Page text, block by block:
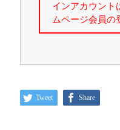
Tweet Share